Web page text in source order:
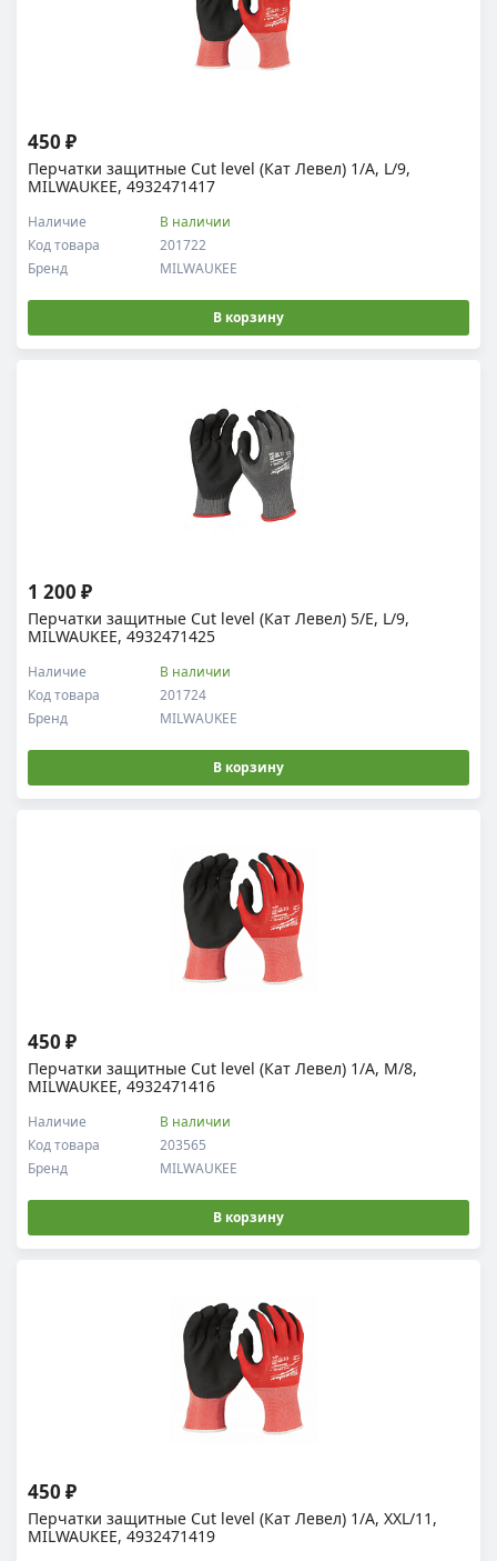
Перчатки защитные Cut level (Кат Левел) 1/A, L/9,
MILWAUKEE, 4932471417
Код товара 201722
Наличие В наличии
Бренд MILWAUKEE
450 ₽
В корзину
Перчатки защитные Cut level (Кат Левел) 5/E, L/9,
MILWAUKEE, 4932471425
Код товара 201724
Наличие В наличии
Бренд MILWAUKEE
1 200 ₽
В корзину
Перчатки защитные Cut level (Кат Левел) 1/A, M/8,
MILWAUKEE, 4932471416
Код товара 203565
Наличие В наличии
Бренд MILWAUKEE
450 ₽
В корзину
Перчатки защитные Cut level (Кат Левел) 1/A, XXL/11,
MILWAUKEE, 4932471419
450 ₽